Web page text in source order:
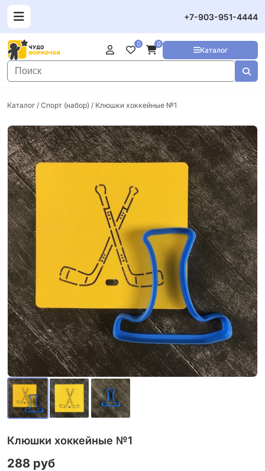
+7-903-951-4444
Каталог
0 0
Каталог / Спорт (набор) / Клюшки хоккейные №1
Клюшки хоккейные №1
288 руб